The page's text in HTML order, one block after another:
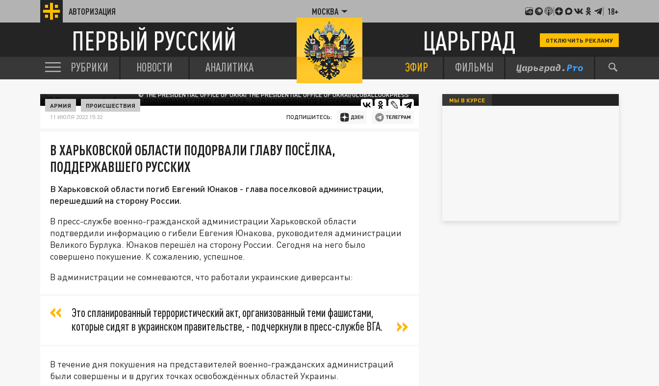
АВТОРИЗАЦИЯ МОСКВА 18+
ПЕРВЫЙ РУССКИЙ ЦАРЬГРАД ОТКЛЮЧИТЬ РЕКЛАМУ
РУБРИКИ НОВОСТИ АНАЛИТИКА ЭФИР ФИЛЬМЫ
© THE PRESIDENTIAL OFFICE OF UKRAI THE PRESIDENTIAL OFFICE OF UKRAI/GLOBALLOOKPRESS
АРМИЯ ПРОИСШЕСТВИЯ
11 ИЮЛЯ 2022 15:32 ПОДПИШИТЕСЬ:
В ХАРЬКОВСКОЙ ОБЛАСТИ ПОДОРВАЛИ ГЛАВУ ПОСЁЛКА,
ПОДДЕРЖАВШЕГО РУССКИХ
В Харьковской области погиб Евгений Юнаков - глава поселковой администрации,
перешедший на сторону России.
В пресс-службе военно-гражданской администрации Харьковской области
подтвердили информацию о гибели Евгения Юнакова, руководителя администрации
Великого Бурлука. Юнаков перешёл на сторону России. Сегодня на него было
совершено покушение. К сожалению, успешное.
В администрации не сомневаются, что работали украинские диверсанты:
Это спланированный террористический акт, организованный теми фашистами,
которые сидят в украинском правительстве, - подчеркнули в пресс-службе ВГА.
В течение дня покушения на представителей военно-гражданских администраций
были совершены и в других точках освобождённых областей Украины.
МЫ В КУРСЕ